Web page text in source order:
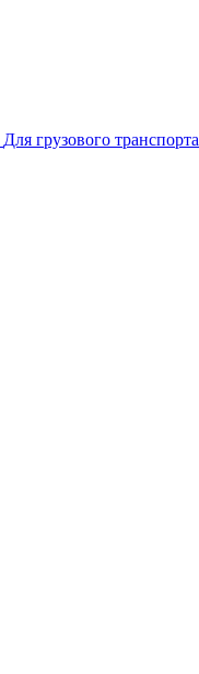
Для грузового транспорта